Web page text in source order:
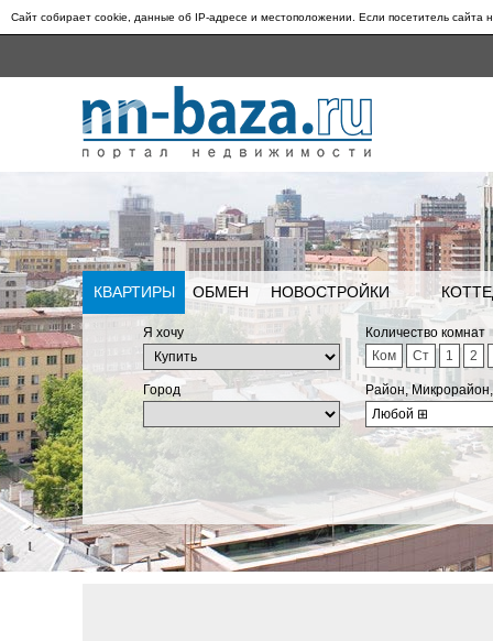
Сайт собирает cookie, данные об IP-адресе и местоположении. Если посетитель сайта
КВАРТИРЫ ОБМЕН НОВОСТРОЙКИ
Я хочу
Количество комнат
Ком
Ст 1 2
Город
Район,
Любой ⊞